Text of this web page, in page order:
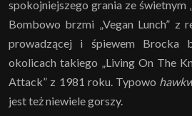
spokojniejszego grania ze świetnym
Bombowo brzmi „Vegan Lunch” z
prowadzącej i śpiewem Brocka
okolicach takiego „Living On The
Attack” z 1981 roku. Typowo
jest też niewiele gorszy.